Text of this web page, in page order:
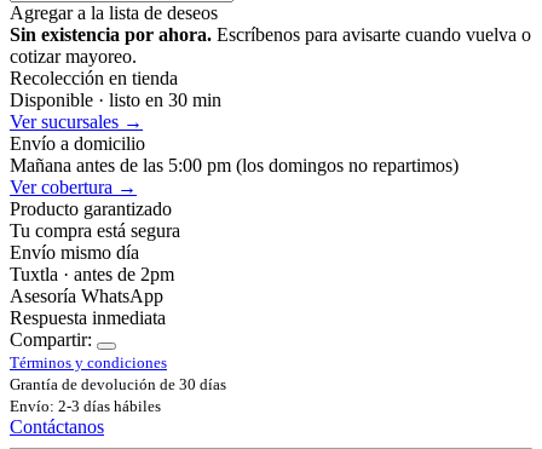
Agregar a la lista de deseos
Sin existencia por ahora. Escríbenos para avisarte cuando vuelva o
cotizar mayoreo.
Recolección en tienda
Disponible · listo en 30 min
Ver sucursales →
Envío a domicilio
Mañana antes de las 5:00 pm (los domingos no repartimos)
Ver cobertura →
Producto garantizado
Tu compra está segura
Envío mismo día
Tuxtla · antes de 2pm
Asesoría WhatsApp
Respuesta inmediata
Compartir:
Términos y condiciones
Grantía de devolución de 30 días
Envío: 2-3 días hábiles
Contáctanos